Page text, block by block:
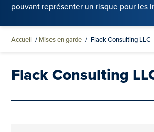
pouvant représenter un risque pour les
Accueil / Mises en garde / Flack Consulting LLC
Flack Consulting